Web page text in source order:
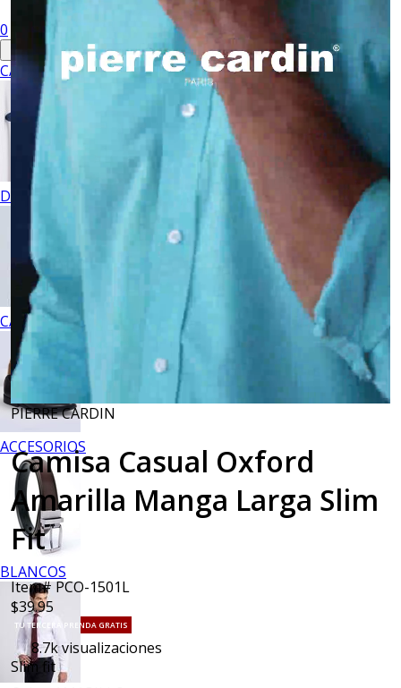
0
CABALLERO
DAMA
CALZADO
ACCESORIOS
BLANCOS
PIERRE CARDIN
Camisa Casual Oxford
Amarilla Manga Larga Slim
Fit
Item# PCO-1501L
$39.95
TU TERCERA PRENDA GRATIS
8.7kvisualizaciones
Slim fit